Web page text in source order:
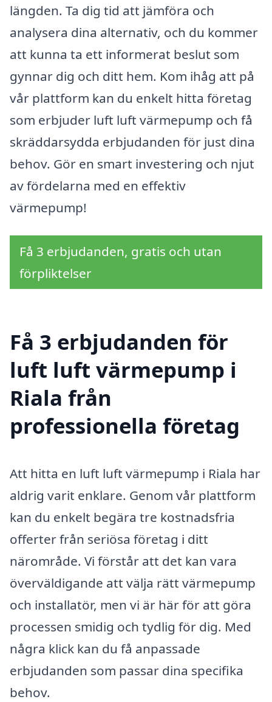
längden. Ta dig tid att jämföra och
analysera dina alternativ, och du kommer
att kunna ta ett informerat beslut som
gynnar dig och ditt hem. Kom ihåg att på
vår plattform kan du enkelt hitta företag
som erbjuder luft luft värmepump och få
skräddarsydda erbjudanden för just dina
behov. Gör en smart investering och njut
av fördelarna med en effektiv
värmepump!
Få 3 erbjudanden, gratis och utan
förpliktelser
Få 3 erbjudanden för
luft luft värmepump i
Riala från
professionella företag
Att hitta en luft luft värmepump i Riala har
aldrig varit enklare. Genom vår plattform
kan du enkelt begära tre kostnadsfria
offerter från seriösa företag i ditt
närområde. Vi förstår att det kan vara
överväldigande att välja rätt värmepump
och installatör, men vi är här för att göra
processen smidig och tydlig för dig. Med
några klick kan du få anpassade
erbjudanden som passar dina specifika
behov.